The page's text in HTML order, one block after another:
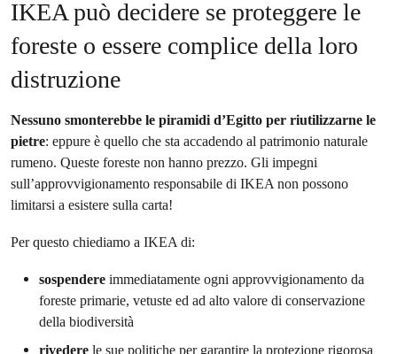
IKEA può decidere se proteggere le
foreste o essere complice della loro
distruzione
Nessuno smonterebbe le piramidi d’Egitto per riutilizzarne le
pietre: eppure è quello che sta accadendo al patrimonio naturale
rumeno. Queste foreste non hanno prezzo. Gli impegni
sull’approvvigionamento responsabile di IKEA non possono
limitarsi a esistere sulla carta!
Per questo chiediamo a IKEA di:
sospendere immediatamente ogni approvvigionamento da
foreste primarie, vetuste ed ad alto valore di conservazione
della biodiversità
rivedere le sue politiche per garantire la protezione rigorosa